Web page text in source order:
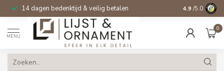
14 dagen bedenktijd & veilig betalen 4.9 /5.0
MENU
0